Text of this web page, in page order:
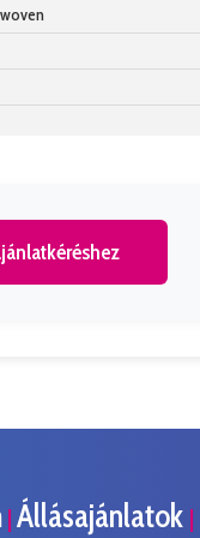
| Állásajánlatok |